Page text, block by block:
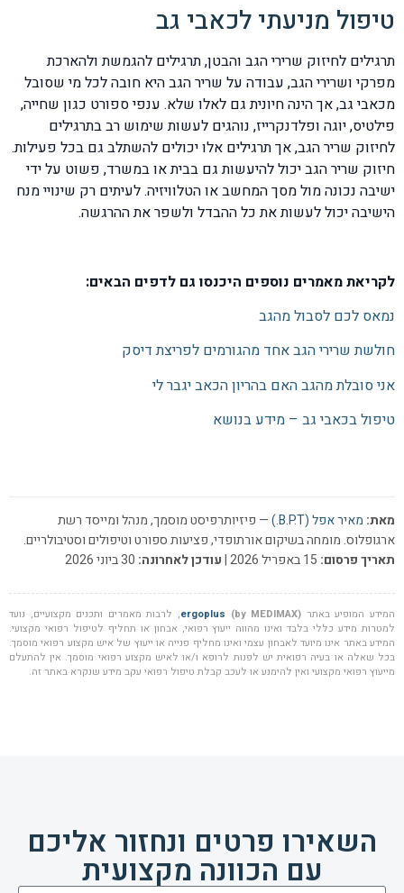
טיפול מניעתי לכאבי גב
תרגילים לחיזוק שרירי הגב והבטן, תרגילים להגמשת ולהארכת
מפרקי ושרירי הגב, עבודה על שריר הגב היא חובה לכל מי שסובל
מכאבי גב, אך הינה חיונית גם לאלו שלא. ענפי ספורט כגון שחייה,
פילטיס, יוגה ופלדנקרייז, נוהגים לעשות שימוש רב בתרגילים
לחיזוק שריר הגב, אך תרגילים אלו יכולים להשתלב גם בכל פעילות.
חיזוק שריר הגב יכול להיעשות גם בבית או במשרד, פשוט על ידי
ישיבה נכונה מול מסך המחשב או הטלוויזיה. לעיתים רק שינויי מנח
הישיבה יכול לעשות את כל ההבדל ולשפר את ההרגשה.
לקריאת מאמרים נוספים היכנסו גם לדפים הבאים:
נמאס לכם לסבול מהגב
חולשת שרירי הגב אחד מהגורמים לפריצת דיסק
אני סובלת מהגב האם בהריון הכאב יגבר לי
טיפול בכאבי גב – מידע בנושא
מאת: מאיר אפל (B.P.T.)
— פיזיותרפיסט מוסמך, מנהל ומייסד רשת
ארגופלוס. מומחה בשיקום אורתופדי, פציעות ספורט וטיפולים וסטיבולריים.
תאריך פרסום:
עודכן לאחרונה:
המידע המופיע באתר ergoplus (by MEDIMAX)
, לרבות מאמרים ותכנים מקצועיים, נועד
למטרות מידע כללי בלבד ואינו מהווה ייעוץ רפואי, אבחון או תחליף לטיפול רפואי מקצועי.
המידע באתר אינו מיועד לאבחון עצמי ואינו מחליף פנייה או ייעוץ של איש מקצוע רפואי מוסמך.
בכל שאלה או בעיה רפואית יש לפנות לרופא ו/או לאיש מקצוע רפואי מוסמך. אין להתעלם
מייעוץ רפואי מקצועי ואין להימנע או לעכב קבלת טיפול רפואי עקב מידע שנקרא באתר זה.
השאירו פרטים ונחזור אליכם
עם הכוונה מקצועית